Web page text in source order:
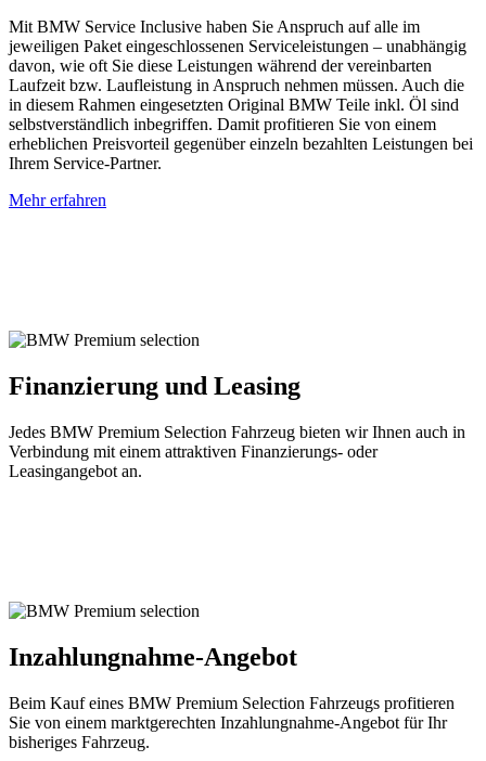
Mit BMW Service Inclusive haben Sie Anspruch auf alle im
jeweiligen Paket eingeschlossenen Serviceleistungen – unabhängig
davon, wie oft Sie diese Leistungen während der vereinbarten
Laufzeit bzw. Laufleistung in Anspruch nehmen müssen. Auch die
in diesem Rahmen eingesetzten Original BMW Teile inkl. Öl sind
selbstverständlich inbegriffen. Damit profitieren Sie von einem
erheblichen Preisvorteil gegenüber einzeln bezahlten Leistungen bei
Ihrem Service-Partner.
Mehr erfahren
Finanzierung und Leasing
Jedes BMW Premium Selection Fahrzeug bieten wir Ihnen auch in
Verbindung mit einem attraktiven Finanzierungs- oder
Leasingangebot an.
Inzahlungnahme-Angebot
Beim Kauf eines BMW Premium Selection Fahrzeugs profitieren
Sie von einem marktgerechten Inzahlungnahme-Angebot für Ihr
bisheriges Fahrzeug.